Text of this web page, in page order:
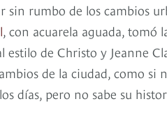
sin rumbo de los cambios
, con acuarela aguada, tomó
estilo de Christo y Jeanne
de la ciudad, como si
días, pero no sabe su